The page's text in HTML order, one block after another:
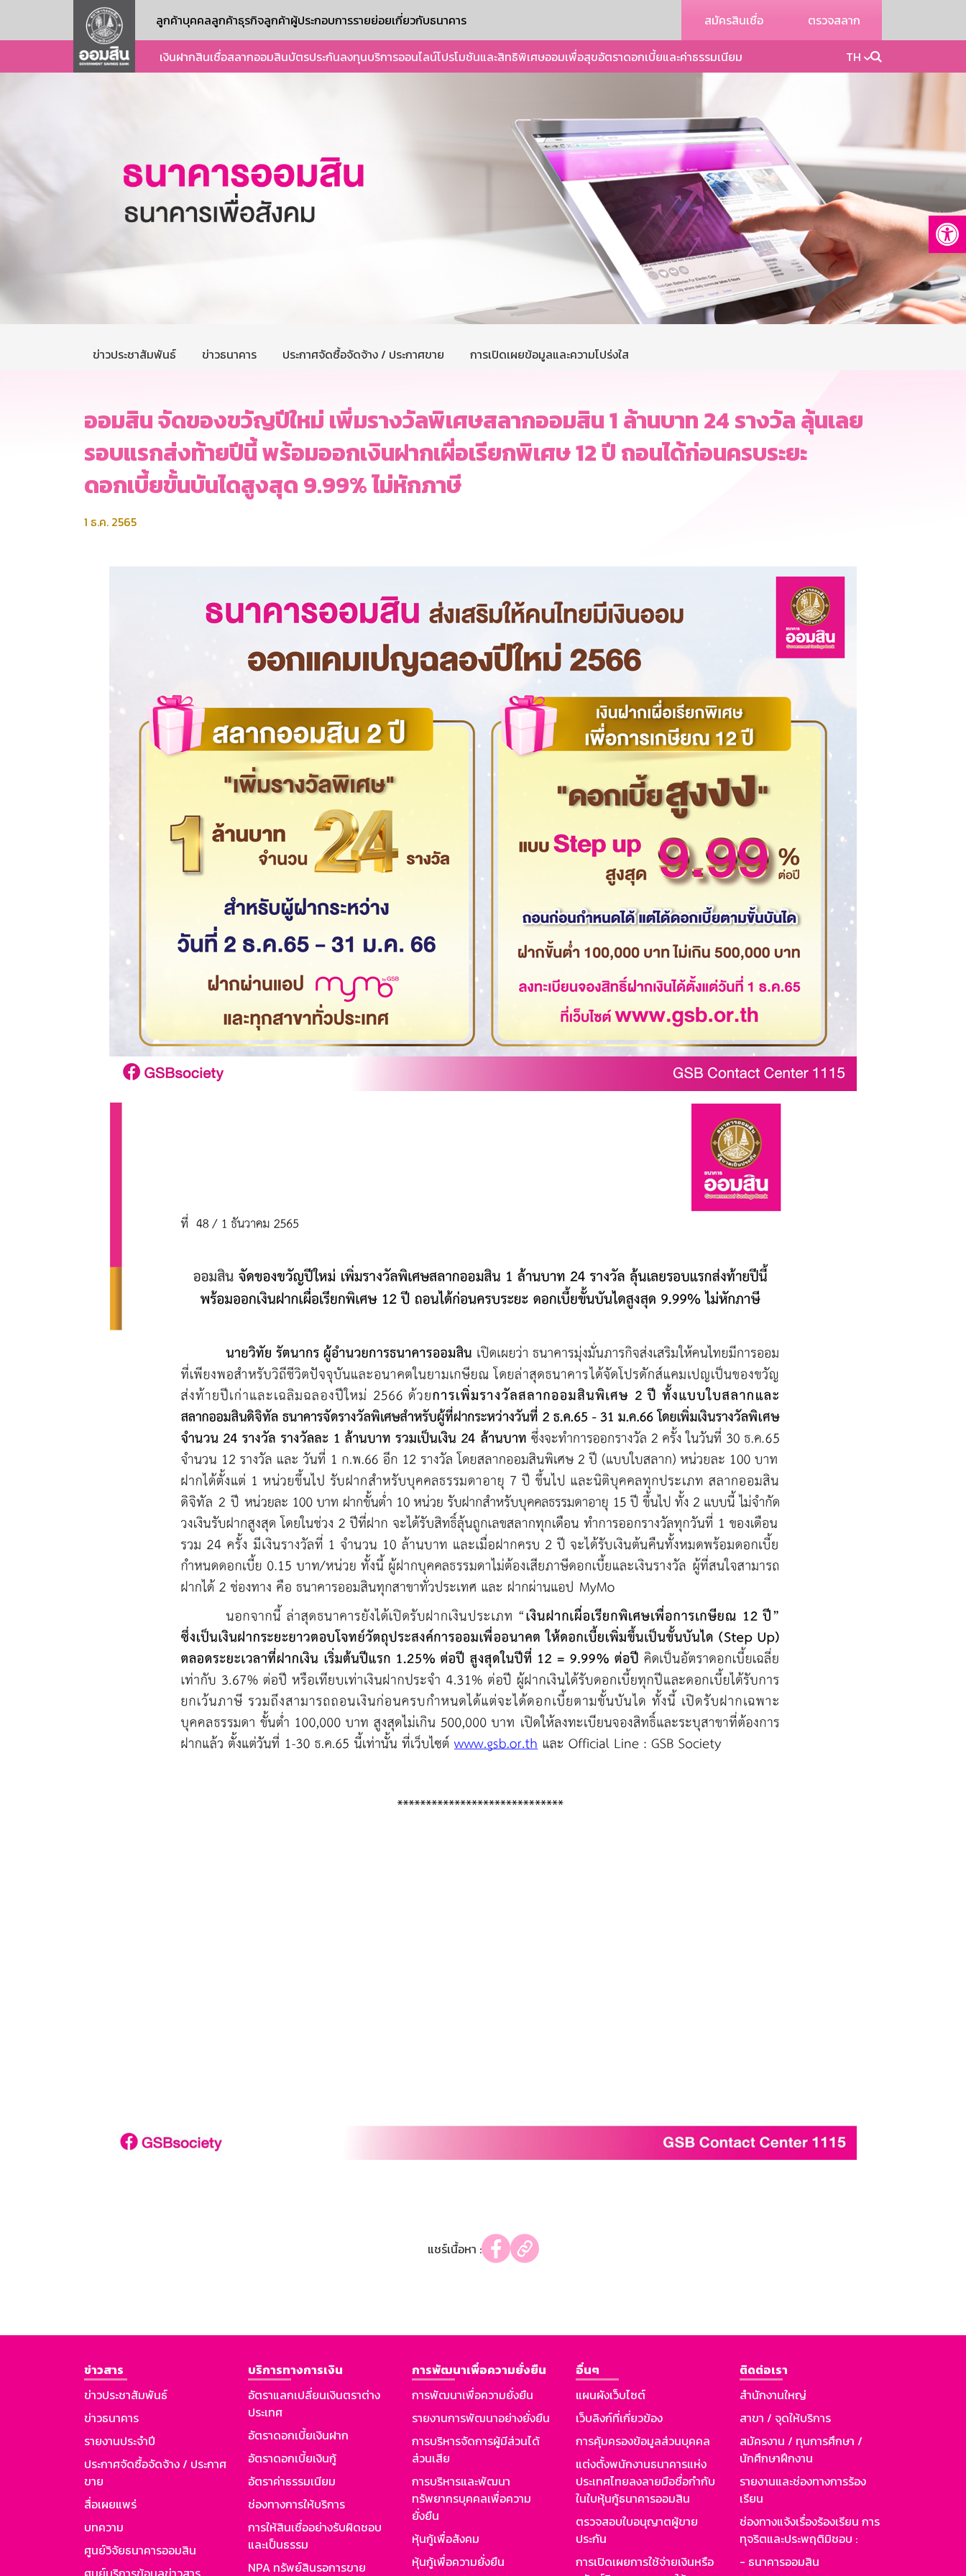
ลูกค้าบุคคลลูกค้าธุรกิจลูกค้าผู้ประกอบการรายย่อยเกี่ยวกับธนาคาร สมัครสินเชื่อ ตรวจสลาก
เงินฝากสินเชื่อสลากออมสินบัตรประกันลงทุนบริการออนไลน์โปรโมชันและสิทธิพิเศษออมเพื่อสุขอัตราดอกเบี้ยและค่าธรรมเนียม TH
ข่าวประชาสัมพันธ์ ข่าวธนาคาร ประกาศจัดซื้อจัดจ้าง / ประกาศขาย การเปิดเผยข้อมูลและความโปร่งใส
ออมสิน จัดของขวัญปีใหม่ เพิ่มรางวัลพิเศษสลากออมสิน 1 ล้านบาท 24 รางวัล ลุ้นเลย
รอบแรกส่งท้ายปีนี้ พร้อมออกเงินฝากเผื่อเรียกพิเศษ 12 ปี ถอนได้ก่อนครบระยะ
ดอกเบี้ยขั้นบันไดสูงสุด 9.99% ไม่หักภาษี
1 ธ.ค. 2565
แชร์เนื้อหา :
ข่าวสาร
ข่าวประชาสัมพันธ์
ข่าวธนาคาร
รายงานประจำปี
ประกาศจัดซื้อจัดจ้าง / ประกาศ
ขาย
สื่อเผยแพร่
บทความ
ศูนย์วิจัยธนาคารออมสิน
บริการทางการเงิน
อัตราแลกเปลี่ยนเงินตราต่าง
ประเทศ
อัตราดอกเบี้ยเงินฝาก
อัตราดอกเบี้ยเงินกู้
อัตราค่าธรรมเนียม
ช่องทางการให้บริการ
การให้สินเชื่ออย่างรับผิดชอบ
และเป็นธรรม
NPA ทรัพย์สินรอการขาย
การพัฒนาเพื่อความยั่งยืน
การพัฒนาเพื่อความยั่งยืน
รายงานการพัฒนาอย่างยั่งยืน
การบริหารจัดการผู้มีส่วนได้
ส่วนเสีย
การบริหารและพัฒนา
ทรัพยากรบุคคลเพื่อความ
ยั่งยืน
หุ้นกู้เพื่อสังคม
หุ้นกู้เพื่อความยั่งยืน
อื่นๆ
แผนผังเว็บไซต์
เว็บลิงก์ที่เกี่ยวข้อง
การคุ้มครองข้อมูลส่วนบุคคล
แต่งตั้งพนักงานธนาคารแห่ง
ประเทศไทยลงลายมือชื่อกำกับ
ในใบหุ้นกู้ธนาคารออมสิน
ตรวจสอบใบอนุญาตผู้ขาย
ประกัน
การเปิดเผยการใช้จ่ายเงินหรือ
ติดต่อเรา
สำนักงานใหญ่
สาขา / จุดให้บริการ
สมัครงาน / ทุนการศึกษา /
นักศึกษาฝึกงาน
รายงานและช่องทางการร้อง
เรียน
ช่องทางแจ้งเรื่องร้องเรียน การ
ทุจริตและประพฤติมิชอบ :
- ธนาคารออมสิน